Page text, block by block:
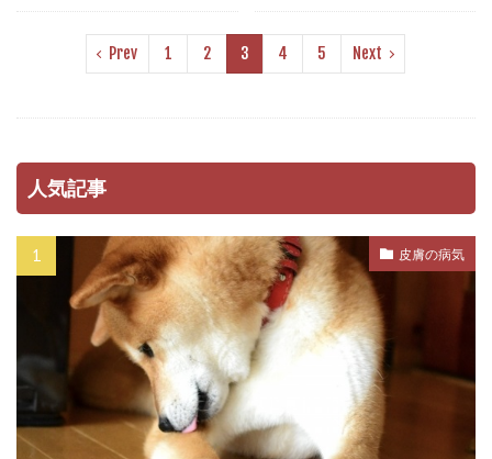
マンション
マンション暮らし
マーカー
マーキング
ミクロフィリア
メンタルケア
ライフステージ
ライム病
ラダーオブアグレッション
ラダー・オブ・アグレッション
リスク
リスクヘッジ
リズム
リソースガーディング
リダイレクション
リップラッキング
リハビリ リラックス
Prev 1 2 3 4 5 Next
人気記事
皮膚の病気